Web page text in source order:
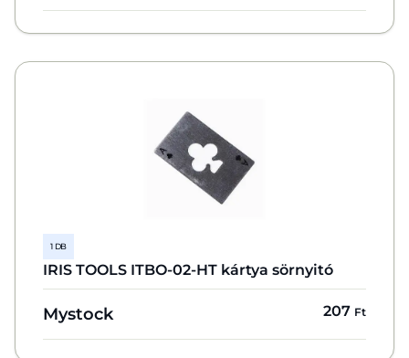
1 DB
IRIS TOOLS ITBO-02-HT kártya sörnyitó
Mystock 207 Ft